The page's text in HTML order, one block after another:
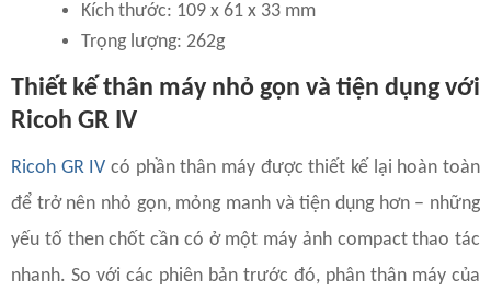
Kích thước: 109 x 61 x 33 mm
Trọng lượng: 262g
Thiết kế thân máy nhỏ gọn và tiện dụng với
Ricoh GR IV
Ricoh GR IV có phần thân máy được thiết kế lại hoàn toàn
để trở nên nhỏ gọn, mỏng manh và tiện dụng hơn – những
yếu tố then chốt cần có ở một máy ảnh compact thao tác
nhanh. So với các phiên bản trước đó, phân thân máy của